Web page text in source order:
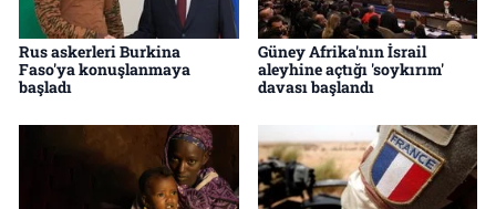
Rus askerleri Burkina
Faso'ya konuşlanmaya
başladı
Güney Afrika'nın İsrail
aleyhine açtığı 'soykırım'
davası başlandı